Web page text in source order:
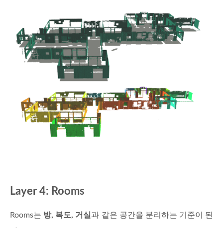
Layer 4: Rooms
Rooms는 방, 복도, 거실 과 같은 공간을 분리하는 기준이 된